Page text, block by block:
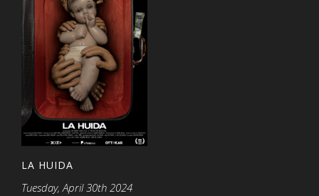
LA HUIDA
Tuesday, April 30th 2024